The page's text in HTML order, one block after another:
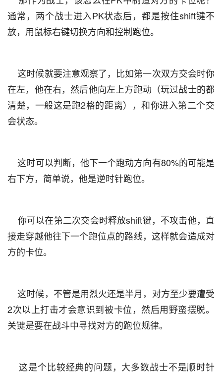
通常，两个战士进入PK状态后，都是按住shift键不
放，用鼠标右键切换方向和控制跑位。
这时候就要注意观察了，比如第一次双方交会时你
在左，他在右，然后他向左上方跑动（玩过战士的都
清楚，一般这是跑2格的距离），和你进入第二个交
会状态。
这时可以判断，他下一个跑动方向有80%的可能是
右下方，简单说，他是逆时针跑位。
你可以在第二次交会时释放shift键，不攻击他，直
接走穿越他往下一个跑位点的路线，这样就会造成对
方的卡位。
这时候，不管是用烈火还是半月，对方至少要遭受
2次以上打击才会意识到被卡位，然后用野蛮摆脱。
关键是要在战斗中寻找对方的跑位规律。
这是个比较经典的问题，大多数战士不是顺时针